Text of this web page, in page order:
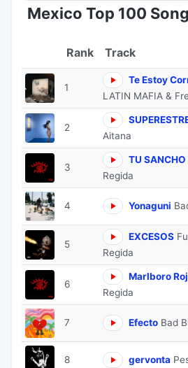
Mexico Top 100
Track
1
Te Estoy
LATIN MAFIA &
2
Aitana
3
TU SANCHO
Regida
4 Yonaguni
5
EXCESOS
Regida
6
Marlboro
Regida
7 Efecto Bad
8 gervonta